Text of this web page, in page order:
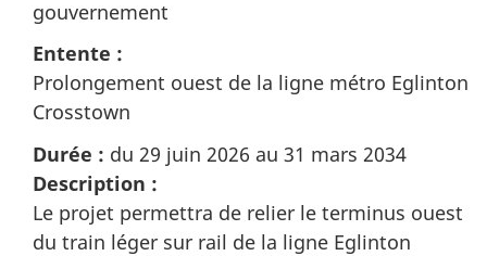
gouvernement
Entente :
Prolongement ouest de la ligne métro Eglinton
Crosstown
Durée : du 29 juin 2026 au 31 mars 2034
Description :
Le projet permettra de relier le terminus ouest
du train léger sur rail de la ligne Eglinton